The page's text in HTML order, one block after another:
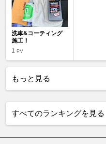
洗車&コーティング
施工！
1 PV
もっと見る
すべてのランキングを見る